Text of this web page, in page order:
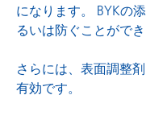
になります。 BYKの
るいは防ぐことができ
さらには、表面調整
有効です。